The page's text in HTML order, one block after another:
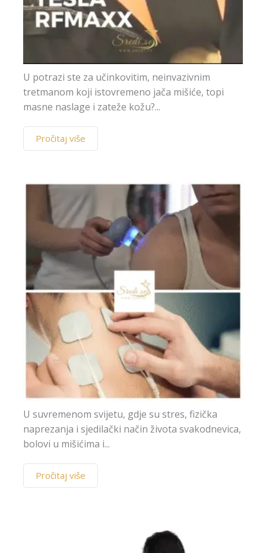
U potrazi ste za učinkovitim, neinvazivnim
tretmanom koji istovremeno jača mišiće, topi
masne naslage i zateže kožu?...
Pročitaj više
U suvremenom svijetu, gdje su stres, fizička
naprezanja i sjedilački način života svakodnevica,
bolovi u mišićima i...
Pročitaj više